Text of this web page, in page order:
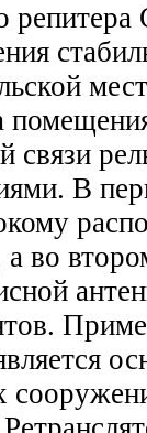
связи
В
а во